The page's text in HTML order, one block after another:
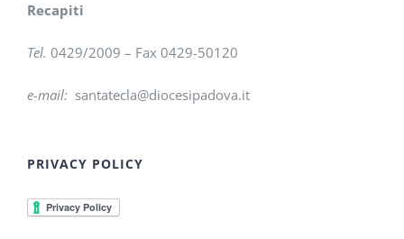
Recapiti
Tel. 0429/2009 – Fax 0429-50120
e-mail: santatecla@diocesipadova.it
PRIVACY POLICY